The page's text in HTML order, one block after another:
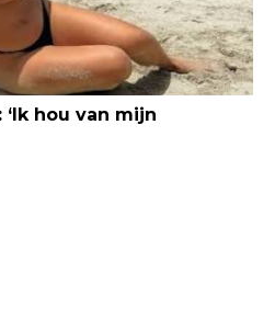
hou van mijn